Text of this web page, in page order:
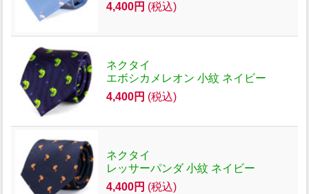
4,400円 (税込)
ネクタイ
エボシカメレオン 小紋 ネイビー
4,400円 (税込)
ネクタイ
レッサーパンダ 小紋 ネイビー
4,400円 (税込)